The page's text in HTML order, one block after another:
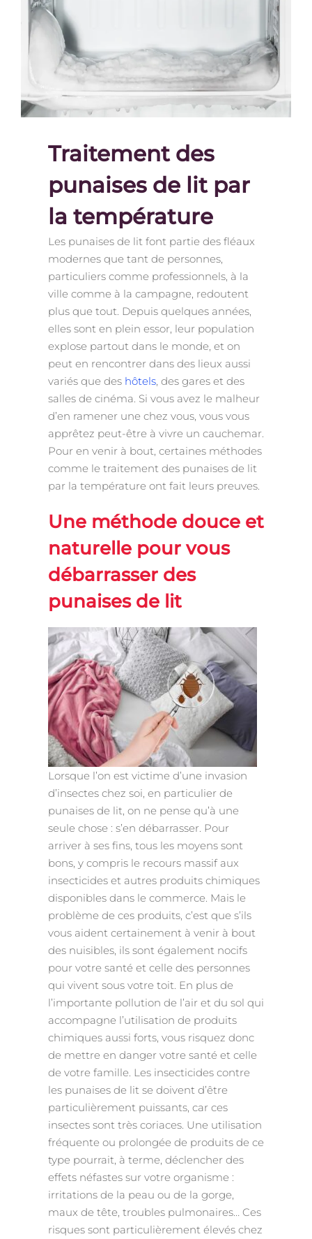
Traitement des
punaises de lit par
la température
Les punaises de lit font partie des fléaux
modernes que tant de personnes,
particuliers comme professionnels, à la
ville comme à la campagne, redoutent
plus que tout. Depuis quelques années,
elles sont en plein essor, leur population
explose partout dans le monde, et on
peut en rencontrer dans des lieux aussi
variés que des hôtels, des gares et des
salles de cinéma. Si vous avez le malheur
d’en ramener une chez vous, vous vous
apprêtez peut-être à vivre un cauchemar.
Pour en venir à bout, certaines méthodes
comme le traitement des punaises de lit
par la température ont fait leurs preuves.
Une méthode douce et
naturelle pour vous
débarrasser des
punaises de lit
Lorsque l’on est victime d’une invasion
d’insectes chez soi, en particulier de
punaises de lit, on ne pense qu’à une
seule chose : s’en débarrasser. Pour
arriver à ses fins, tous les moyens sont
bons, y compris le recours massif aux
insecticides et autres produits chimiques
disponibles dans le commerce. Mais le
problème de ces produits, c’est que s’ils
vous aident certainement à venir à bout
des nuisibles, ils sont également nocifs
pour votre santé et celle des personnes
qui vivent sous votre toit. En plus de
l’importante pollution de l’air et du sol qui
accompagne l’utilisation de produits
chimiques aussi forts, vous risquez donc
de mettre en danger votre santé et celle
de votre famille. Les insecticides contre
les punaises de lit se doivent d’être
particulièrement puissants, car ces
insectes sont très coriaces. Une utilisation
fréquente ou prolongée de produits de ce
type pourrait, à terme, déclencher des
effets néfastes sur votre organisme :
irritations de la peau ou de la gorge,
maux de tête, troubles pulmonaires… Ces
risques sont particulièrement élevés chez